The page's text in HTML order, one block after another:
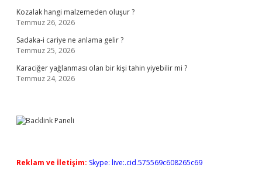
Kozalak hangi malzemeden oluşur ?
Temmuz 26, 2026
Sadaka-i cariye ne anlama gelir ?
Temmuz 25, 2026
Karaciğer yağlanması olan bir kişi tahin yiyebilir mi ?
Temmuz 24, 2026
Reklam ve İletişim: Skype: live:.cid.575569c608265c69